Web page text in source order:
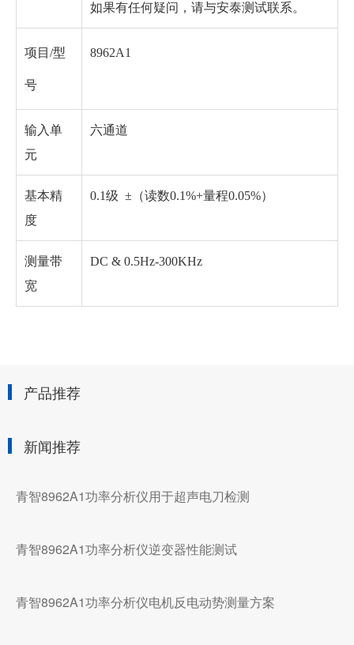
如果有任何疑问，请与安泰测试联系。
项目/型
号
8962A1
输入单
元
六通道
基本精
度
0.1级 ±（读数0.1%+量程0.05%）
测量带
宽
DC & 0.5Hz-300KHz
产品推荐
新闻推荐
青智8962A1功率分析仪用于超声电刀检测
青智8962A1功率分析仪逆变器性能测试
青智8962A1功率分析仪电机反电动势测量方案